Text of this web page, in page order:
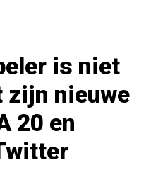
is niet
zijn nieuwe
20 en